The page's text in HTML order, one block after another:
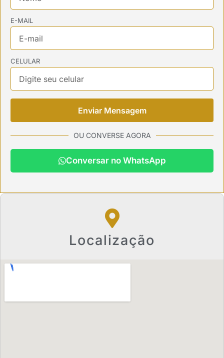
E-MAIL
CELULAR
Enviar Mensagem
OU CONVERSE AGORA
Conversar no WhatsApp
Localização